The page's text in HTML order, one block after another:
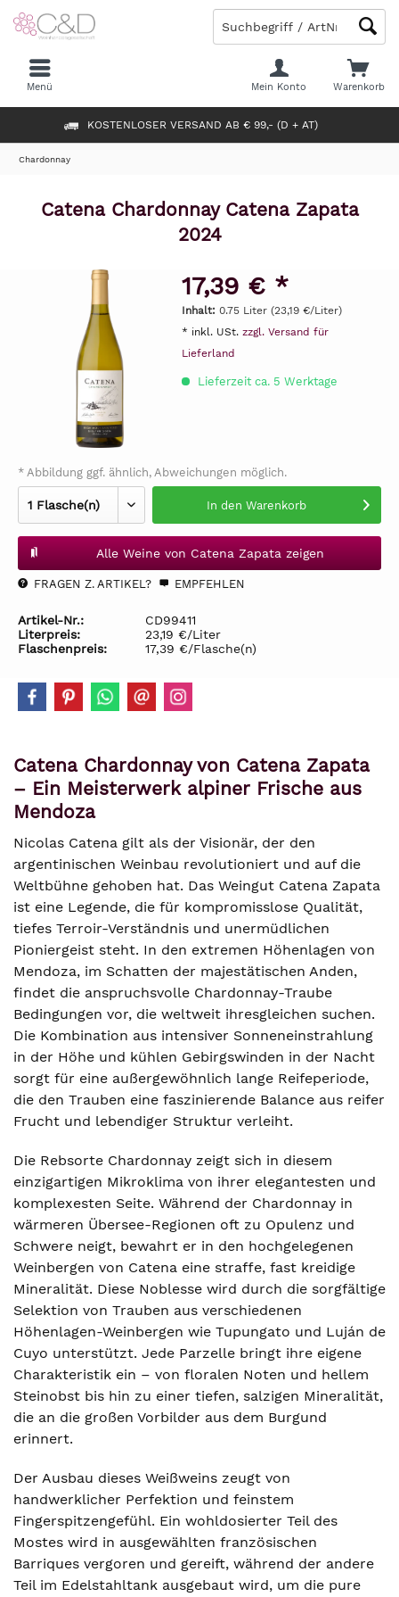
KOSTENLOSER VERSAND AB € 99,- (D + AT)
Warenkorb
Mein Konto
Menü
Chardonnay
Catena Chardonnay Catena Zapata
2024
17,39 € *
Inhalt: 0.75 Liter (23,19 €/Liter)
* inkl. USt. zzgl. Versand für
Lieferland
Lieferzeit ca. 5 Werktage
* Abbildung ggf. ähnlich, Abweichungen möglich.
In den Warenkorb
Alle Weine von Catena Zapata zeigen
FRAGEN Z. ARTIKEL? EMPFEHLEN
Artikel-Nr.:
CD99411
Literpreis:
23,19 €/Liter
Flaschenpreis:
17,39 €/Flasche(n)
Catena Chardonnay von Catena Zapata
– Ein Meisterwerk alpiner Frische aus
Mendoza
Nicolas Catena gilt als der Visionär, der den
argentinischen Weinbau revolutioniert und auf die
Weltbühne gehoben hat. Das Weingut Catena Zapata
ist eine Legende, die für kompromisslose Qualität,
tiefes Terroir-Verständnis und unermüdlichen
Pioniergeist steht. In den extremen Höhenlagen von
Mendoza, im Schatten der majestätischen Anden,
findet die anspruchsvolle Chardonnay-Traube
Bedingungen vor, die weltweit ihresgleichen suchen.
Die Kombination aus intensiver Sonneneinstrahlung
in der Höhe und kühlen Gebirgswinden in der Nacht
sorgt für eine außergewöhnlich lange Reifeperiode,
die den Trauben eine faszinierende Balance aus reifer
Frucht und lebendiger Struktur verleiht.
Die Rebsorte Chardonnay zeigt sich in diesem
einzigartigen Mikroklima von ihrer elegantesten und
komplexesten Seite. Während der Chardonnay in
wärmeren Übersee-Regionen oft zu Opulenz und
Schwere neigt, bewahrt er in den hochgelegenen
Weinbergen von Catena eine straffe, fast kreidige
Mineralität. Diese Noblesse wird durch die sorgfältige
Selektion von Trauben aus verschiedenen
Höhenlagen-Weinbergen wie Tupungato und Luján de
Cuyo unterstützt. Jede Parzelle bringt ihre eigene
Charakteristik ein – von floralen Noten und hellem
Steinobst bis hin zu einer tiefen, salzigen Mineralität,
die an die großen Vorbilder aus dem Burgund
erinnert.
Der Ausbau dieses Weißweins zeugt von
handwerklicher Perfektion und feinstem
Fingerspitzengefühl. Ein wohldosierter Teil des
Mostes wird in ausgewählten französischen
Barriques vergoren und gereift, während der andere
Teil im Edelstahltank ausgebaut wird, um die pure